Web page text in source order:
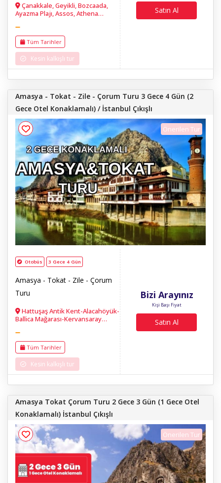
Çanakkale, Geyikli, Bozcaada,
Ayazma Plajı, Assos, Athena
Ayvalık, Ayvalık, Cunda Adası,
Rahmi Koç Müzesi, Taksiyarhis
Kilisesi, Taş Kahve, Şeytan Sofrası,
Çeşme, Kervansaray, Alaçatı,
Denizli, Pamukkale Travertenleri,
Hierapolis Antik Kenti, Serinhisar,
Tesisleri
Tüm Tarihler
Kesin kalkışlı tur
Satın Al
Amasya - Tokat - Zile - Çorum Turu 3 Gece 4 Gün (2
Gece Otel Konaklamalı) / İstanbul Çıkışlı
Önerilen Tur
Otobüs 3 Gece 4 Gün
Amasya - Tokat - Zile - Çorum
Turu
Hattuşaş Antik Kent-Alacahöyük-
Ballica Mağarası-Kervansaray
Köprüsü- Garipler Camisi-Sulu
Sokak- Medreseler-Tokat Kalesi-
Ferhat Şirin Dagi ve Aşiklar Müzesi
-Arkeoloji müzesi- Sultan Bayezid
külliyesi - Şehzadeler gezi yolu-
Kral Kaya mezarları-Tıp müze
Tüm Tarihler
Kesin kalkışlı tur
Bizi Arayınız
Kişi Başı Fiyat
Satın Al
Amasya Tokat Çorum Turu 2 Gece 3 Gün (1 Gece Otel
Konaklamalı) İstanbul Çıkışlı
Önerilen Tur